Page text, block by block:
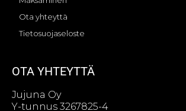
Ota yhteyttä
Tietosuojaseloste
OTA YHTEYTTÄ
Jujuna Oy
Y-tunnus 3267825-4